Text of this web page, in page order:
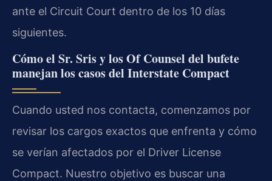
ante el Circuit Court dentro de los 10 días
siguientes.
Cómo el Sr. Sris y los Of Counsel del bufete
manejan los casos del Interstate Compact
Cuando usted nos contacta, comenzamos por
revisar los cargos exactos que enfrenta y cómo
se verían afectados por el Driver License
Compact. Nuestro objetivo es buscar una